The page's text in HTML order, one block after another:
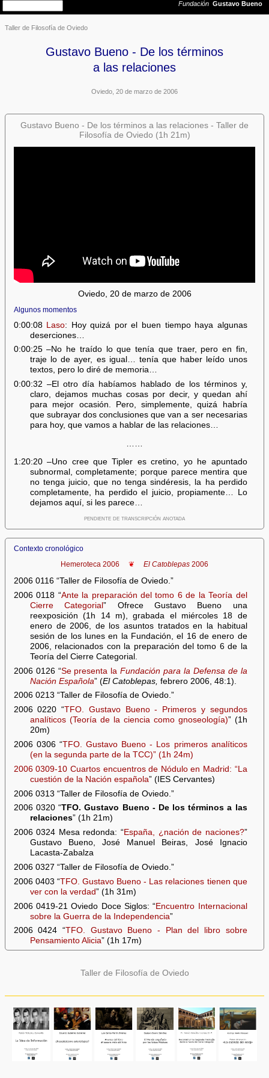
Taller de Filosofía de Oviedo
Gustavo Bueno - De los términos
a las relaciones
Oviedo, 20 de marzo de 2006
Gustavo Bueno - De los términos a las relaciones - Taller de
Filosofía de Oviedo (1h 21m)
Oviedo, 20 de marzo de 2006
Algunos momentos
0:00:08 Laso: Hoy quizá por el buen tiempo haya algunas
deserciones…
0:00:25 –No he traído lo que tenía que traer, pero en fin,
traje lo de ayer, es igual… tenía que haber leído unos
textos, pero lo diré de memoria…
0:00:32 –El otro día habíamos hablado de los términos y,
claro, dejamos muchas cosas por decir, y quedan ahí
para mejor ocasión. Pero, simplemente, quizá habría
que subrayar dos conclusiones que van a ser necesarias
para hoy, que vamos a hablar de las relaciones…
1:20:20 –Uno cree que Tipler es cretino, yo he apuntado
subnormal, completamente; porque parece mentira que
no tenga juicio, que no tenga sindéresis, la ha perdido
completamente, ha perdido el juicio, propiamente… Lo
dejamos aquí, si les parece…
pendiente de transcripción anotada
Contexto cronológico
Hemeroteca 2006
❦ El Catoblepas 2006
2006 0116 “Taller de Filosofía de Oviedo.”
2006 0118 “Ante la preparación del tomo 6 de la Teoría del
Cierre Categorial” Ofrece Gustavo Bueno una
reexposición (1h 14 m), grabada el miércoles 18 de
enero de 2006, de los asuntos tratados en la habitual
sesión de los lunes en la Fundación, el 16 de enero de
2006, relacionados con la preparación del tomo 6 de la
Teoría del Cierre Categorial.
2006 0126 “Se presenta laFundación para la Defensa de la
Nación Española” (El Catoblepas, febrero 2006, 48:1).
2006 0213 “Taller de Filosofía de Oviedo.”
2006 0220 “TFO. Gustavo Bueno - Primeros y segundos
analíticos (Teoría de la ciencia como gnoseología)” (1h
20m)
2006 0306 “TFO. Gustavo Bueno - Los primeros analíticos
(en la segunda parte de la TCC)” (1h 24m)
2006 0309-10 Cuartos encuentros de Nódulo en Madrid: “La
cuestión de la Nación española” (IES Cervantes)
2006 0313 “Taller de Filosofía de Oviedo.”
2006 0320 “TFO. Gustavo Bueno - De los términos a las
relaciones” (1h 21m)
2006 0324 Mesa redonda: “España, ¿nación de naciones?”
Gustavo Bueno, José Manuel Beiras, José Ignacio
Lacasta-Zabalza
2006 0327 “Taller de Filosofía de Oviedo.”
2006 0403 “TFO. Gustavo Bueno - Las relaciones tienen que
ver con la verdad” (1h 31m)
2006 0419-21 Oviedo Doce Siglos: “Encuentro Internacional
sobre la Guerra de la Independencia”
2006 0424 “TFO. Gustavo Bueno - Plan del libro sobre
Pensamiento Alicia” (1h 17m)
Taller de Filosofía de Oviedo